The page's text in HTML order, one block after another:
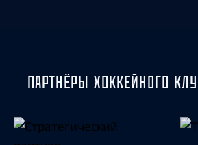
Драконы Сибирь
ПАРТНЁРЫ ХОККЕЙНОГО